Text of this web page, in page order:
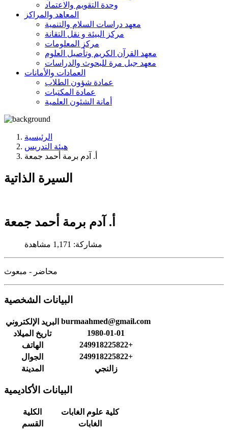
وحدة التقويم والاعتماد
المعاهد والمراكز
معهد دراسات السلام والتنمية
مركز البيئة و نقل التقانة
مركز المعلومات
معهد القرآن الكريم وتأصيل العلوم
معهد جبل مرة للبحوث والدراسات
العمادات والأمانات
عمادة شؤون الطلاب
عمادة المكتبات
أمانة الشئون العلمية
الرئيسية
هيئة التدريس
أ. آدم برمة أحمد جمعة
السيرة الذاتية
أ. آدم برمة أحمد جمعة
مشاركة: 1,171 مشاهدة
محاضر - مبعوث
البيانات الشخصية
البريد الإلكتروني burmaahmed@gmail.com
تاريخ الميلاد
1980-01-01
الهاتف
249918225822+
الجوال
249918225822+
المدينة
زالنجي
البيانات الأكاديمية
الكلية
كلية علوم الغابات
القسم
الغابات